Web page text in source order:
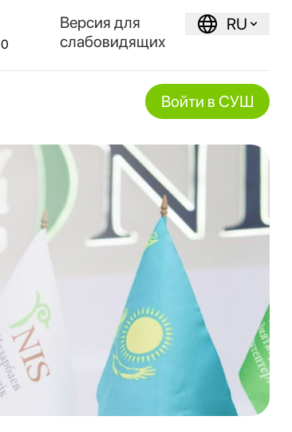
Версия для
слабовидящих
RU
Войти в СУШ